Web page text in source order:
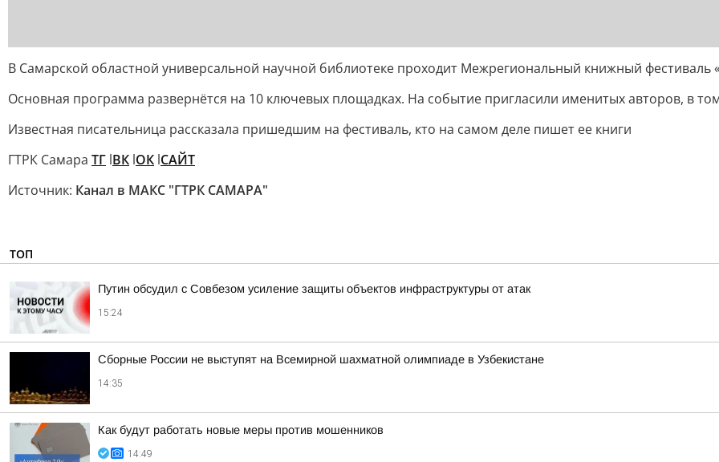
В Самарской областной универсальной научной библиотеке проходит Межрегиональный книжный
Основная программа развернётся на 10 ключевых площадках. На событие пригласили именитых авторов, в
Известная писательница рассказала пришедшим на фестиваль, кто на самом деле пишет ее книги
ГТРК Самара ТГ lВК lОК lСАЙТ
Источник: Канал в МАКС "ГТРК САМАРА"
ТОП
Путин обсудил с Совбезом усиление защиты объектов инфраструктуры от атак
15:24
Сборные России не выступят на Всемирной шахматной олимпиаде в Узбекистане
14:35
Как будут работать новые меры против мошенников
14:49